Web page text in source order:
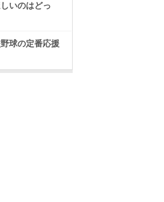
いのはどっ
球の定番応援